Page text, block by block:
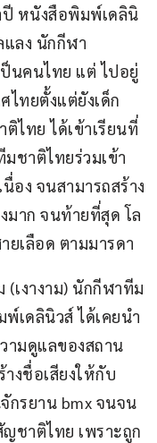
ปี หนังสือพิมพ์เดลินิ
แลง นักกีฬา
นคนไทย แต่ ไปอยู่
ไทยตั้งแต่ยังเด็ก
ไทย ได้เข้าเรียนที่
ชาติไทยร่วมเข้า
อง จนสามารถสร้าง
มาก จนท้ายที่สุด โล
เลือด ตามมารดา
เงางาม) นักกีฬาทีม
เดลินิวส์ ได้เคยนำ
ามดูแลของสถาน
งชื่อเสียงให้กับ
กรยาน bmx จนจน
ชาติไทย เพราะถูก